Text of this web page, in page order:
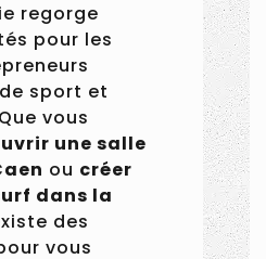
regorge
pour les
sport et
vous
une salle
ou créer
dans la
des
vous